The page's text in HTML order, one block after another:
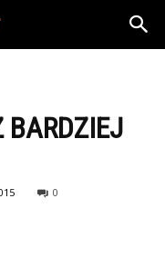
BARDZIEJ
0